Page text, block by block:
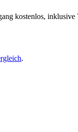
kostenlos, inklusive
.